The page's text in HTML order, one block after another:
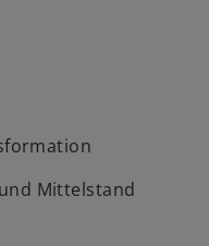
Mittelstand